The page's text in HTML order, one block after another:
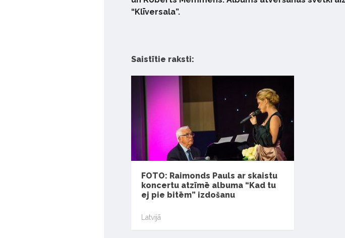
“Klīversala”.
Saistītie raksti:
FOTO: Raimonds Pauls ar skaistu
koncertu atzīmē albuma “Kad tu
ej pie bitēm” izdošanu
Latvijā